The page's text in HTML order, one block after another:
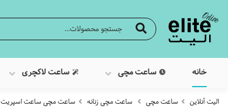
خانه ساعت مچی ساعت لاکچری
الیت آنلاین ساعت مچی ساعت مچی زنانه ساعت مچی ساعت اسپریت